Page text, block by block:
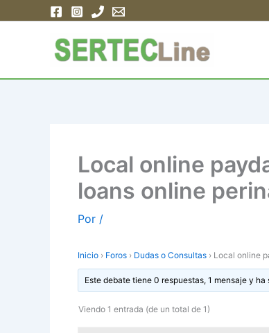
Local online
loans online
Por /
Inicio › Foros › Dudas o Consultas › Local online
Este debate tiene 0 respuestas, 1 mensaje y
Viendo 1 entrada (de un total de 1)